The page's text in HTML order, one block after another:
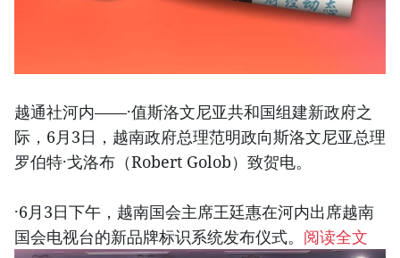
越通社河内——·值斯洛文尼亚共和国组建新政府之
际，6月3日，越南政府总理范明政向斯洛文尼亚总理
罗伯特·戈洛布（Robert Golob）致贺电。
·6月3日下午，越南国会主席王廷惠在河内出席越南
国会电视台的新品牌标识系统发布仪式。 阅读全文